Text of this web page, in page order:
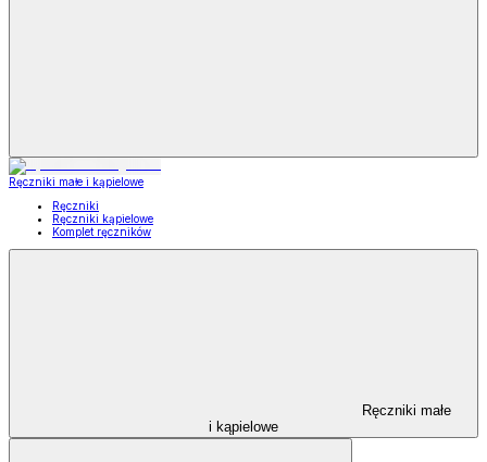
Ręczniki małe i kąpielowe
Ręczniki
Ręczniki kąpielowe
Komplet ręczników
Ręczniki małe
i kąpielowe